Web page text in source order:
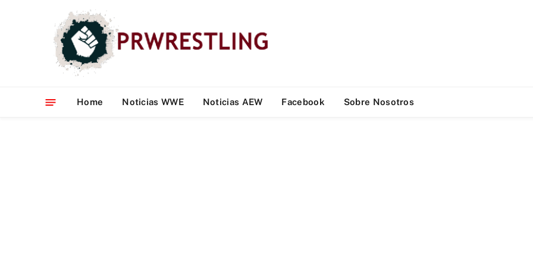
Home Noticias WWE Noticias AEW Facebook Sobre Nosotros